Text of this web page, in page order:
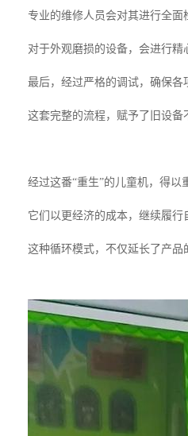
专业的维修人员会对其进行全面
对于外观磨损的设备，会进行精
最后，经过严格的调试，确保各
这套完整的流程，赋予了旧设备
经过这番“重生”的儿童机，得以
它们以更经济的成本，继续履
这种循环模式，不仅延长了产品